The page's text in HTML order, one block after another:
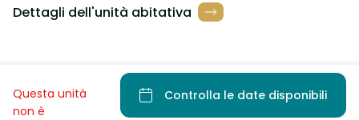
Dettagli dell'unità abitativa
Questa unità
non è
Controlla le date disponibili